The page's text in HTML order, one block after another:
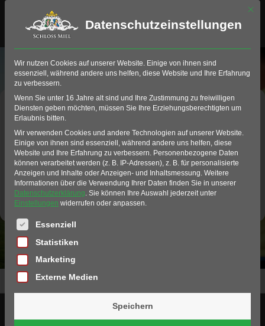
Jetzt anmelden
Die Anmeldung erfolgt über unser Buchungstool.
Mit Klick auf den Button, werden Sie zur Buchung
weitergeleitet.
Jetzt Schnupperkurs buchen >
Home Golf Schnupperkurs anmeldung
Folgen Sie uns
Mit
Datenschutzeinstellungen
Wir nutzen Cookies auf unserer Website. Einige von ihnen sind
essenziell, während andere uns helfen, diese Website und Ihre Erfahrung
zu verbessern.
Wenn Sie unter 16 Jahre alt sind und Ihre Zustimmung zu freiwilligen
Diensten geben möchten, müssen Sie Ihre Erziehungsberechtigten um
Erlaubnis bitten.
Wir verwenden Cookies und andere Technologien auf unserer Website.
Einige von ihnen sind essenziell, während andere uns helfen, diese
Website und Ihre Erfahrung zu verbessern. Personenbezogene Daten
können verarbeitet werden (z. B. IP-Adressen), z. B. für personalisierte
Anzeigen und Inhalte oder Anzeigen- und Inhaltsmessung. Weitere
Informationen über die Verwendung Ihrer Daten finden Sie in unserer
Datenschutzerklärung. Sie können Ihre Auswahl jederzeit unter
Einstellungen widerrufen oder anpassen.
Es folgt eine Liste der Service-Gruppen, für die eine
Essenziell
Statistiken
Marketing
Externe Medien
Speichern